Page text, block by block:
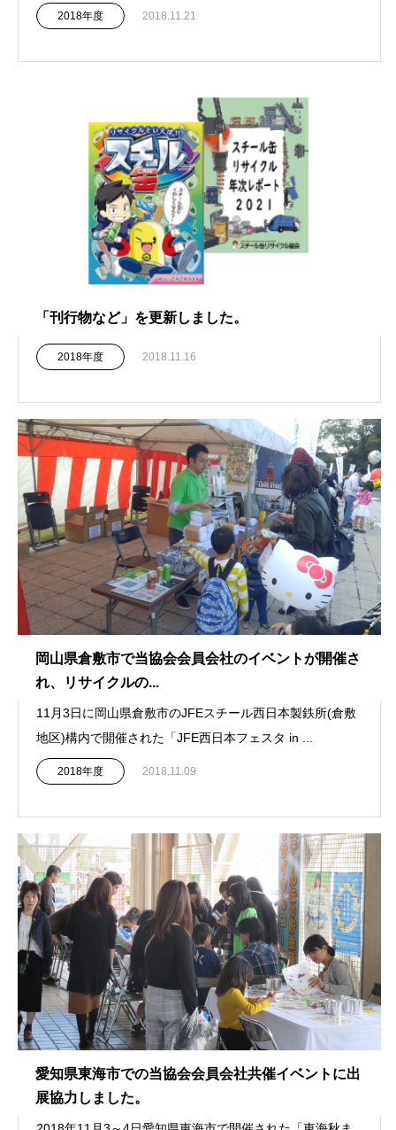
2018年度 2018.11.21
「刊行物など」を更新しました。
2018年度 2018.11.16
岡山県倉敷市で当協会会員会社のイベントが開催さ
れ、リサイクルの...
11月3日に岡山県倉敷市のJFEスチール西日本製鉄所(倉敷
地区)構内で開催された「JFE西日本フェスタ in ...
2018年度 2018.11.09
愛知県東海市での当協会会員会社共催イベントに出
展協力しました。